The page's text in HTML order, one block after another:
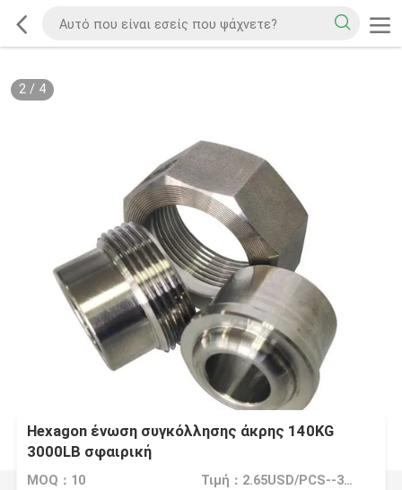
2/ 4
Hexagon ένωση συγκόλλησης άκρης 140KG
3000LB σφαιρική
MOQ：10 Τιμή：2.65USD/PCS--355/PCS